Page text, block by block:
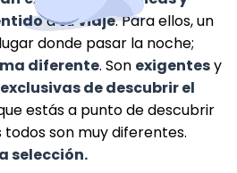
a suviaje. Para ellos, un
donde pasar la noche;
diferente. Son exigentesy
de descubrir el
estás a punto de descubrir
son muy diferentes.
selección.